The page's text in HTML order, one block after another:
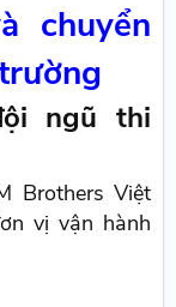
chuyển
ngũ thi
Brothers Việt
vị vận hành